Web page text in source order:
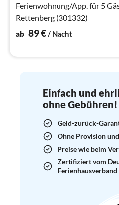
Ferienwohnung/App. für 5
Rettenberg (301332)
ab 89€/ Nacht
Einfach und
ohne Gebühren!
Geld-zurück-
Ohne Provision
Preise wie beim
Zertifiziert vom
Ferienhausverband